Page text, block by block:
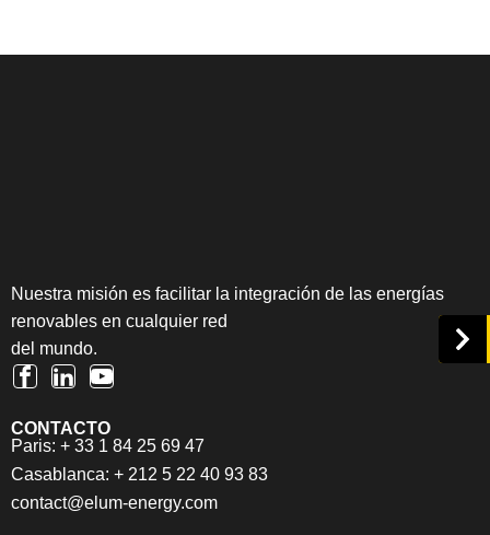
Nuestra misión es facilitar la integración de las energías
renovables en cualquier red
del mundo.
CONTACTO
Paris: + 33 1 84 25 69 47
Casablanca: + 212 5 22 40 93 83
contact@elum-energy.com